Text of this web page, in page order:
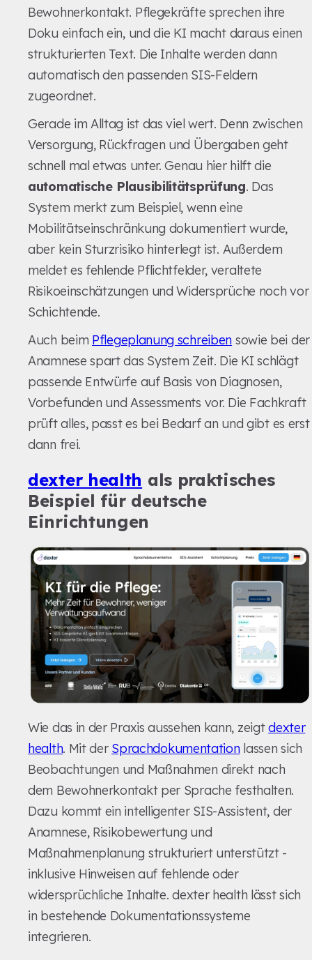
Bewohnerkontakt. Pflegekräfte sprechen ihre
Doku einfach ein, und die KI macht daraus einen
strukturierten Text. Die Inhalte werden dann
automatisch den passenden SIS-Feldern
zugeordnet.
Gerade im Alltag ist das viel wert. Denn zwischen
Versorgung, Rückfragen und Übergaben geht
schnell mal etwas unter. Genau hier hilft die
automatische Plausibilitätsprüfung. Das
System merkt zum Beispiel, wenn eine
Mobilitätseinschränkung dokumentiert wurde,
aber kein Sturzrisiko hinterlegt ist. Außerdem
meldet es fehlende Pflichtfelder, veraltete
Risikoeinschätzungen und Widersprüche noch vor
Schichtende.
Auch beim Pflegeplanung schreiben sowie bei der
Anamnese spart das System Zeit. Die KI schlägt
passende Entwürfe auf Basis von Diagnosen,
Vorbefunden und Assessments vor. Die Fachkraft
prüft alles, passt es bei Bedarf an und gibt es erst
dann frei.
dexter health als praktisches
Beispiel für deutsche
Einrichtungen
Wie das in der Praxis aussehen kann, zeigtdexter
health. Mit der Sprachdokumentation lassen sich
Beobachtungen und Maßnahmen direkt nach
dem Bewohnerkontakt per Sprache festhalten.
Dazu kommt ein intelligenter SIS-Assistent, der
Anamnese, Risikobewertung und
Maßnahmenplanung strukturiert unterstützt -
inklusive Hinweisen auf fehlende oder
widersprüchliche Inhalte. dexter health lässt sich
in bestehende Dokumentationssysteme
integrieren.